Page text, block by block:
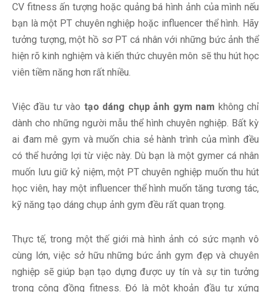
CV fitness ấn tượng hoặc quảng bá hình ảnh của mình nếu
bạn là một PT chuyên nghiệp hoặc influencer thể hình. Hãy
tưởng tượng, một hồ sơ PT cá nhân với những bức ảnh thể
hiện rõ kinh nghiệm và kiến thức chuyên môn sẽ thu hút học
viên tiềm năng hơn rất nhiều.
Việc đầu tư vào tạo dáng chụp ảnh gym nam không chỉ
dành cho những người mẫu thể hình chuyên nghiệp. Bất kỳ
ai đam mê gym và muốn chia sẻ hành trình của mình đều
có thể hưởng lợi từ việc này. Dù bạn là một gymer cá nhân
muốn lưu giữ kỷ niệm, một PT chuyên nghiệp muốn thu hút
học viên, hay một influencer thể hình muốn tăng tương tác,
kỹ năng tạo dáng chụp ảnh gym đều rất quan trọng.
Thực tế, trong một thế giới mà hình ảnh có sức mạnh vô
cùng lớn, việc sở hữu những bức ảnh gym đẹp và chuyên
nghiệp sẽ giúp bạn tạo dựng được uy tín và sự tin tưởng
trong cộng đồng fitness. Đó là một khoản đầu tư xứng